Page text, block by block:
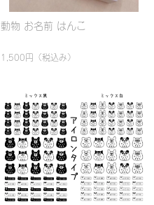
動物 お名前 はんこ
1,500円 （税込み）